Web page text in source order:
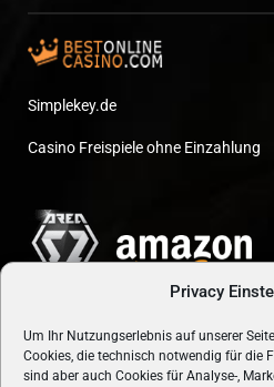
Privacy
Um Ihr Nutzungserlebnis auf unserer
Cookies, die technisch notwendig für die
sind aber auch Cookies für Analyse-,
Simplekey.de
Casino Freispiele ohne Einzahlung